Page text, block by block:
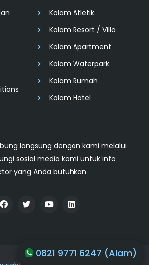
0821 9771 6247 (Alam)
Kolam Atletik
Kolam Resort / Villa
Kolam Apartment
Kolam Waterpark
Kolam Rumah
Kolam Hotel
langsung dengan kami melalui
sosial media kami untuk info
yang Anda butuhkan.